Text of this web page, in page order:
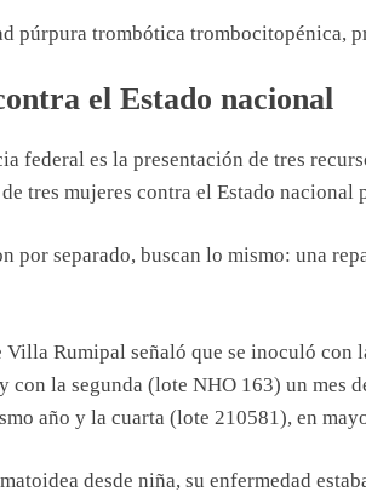
púrpura trombótica trombocitopénica,
el Estado nacional
federal es la presentación de tres
tres mujeres contra el Estado nacional
por separado, buscan lo mismo: una
Rumipal señaló que se inoculó con
con la segunda (lote NHO 163) un mes
año y la cuarta (lote 210581), en
desde niña, su enfermedad